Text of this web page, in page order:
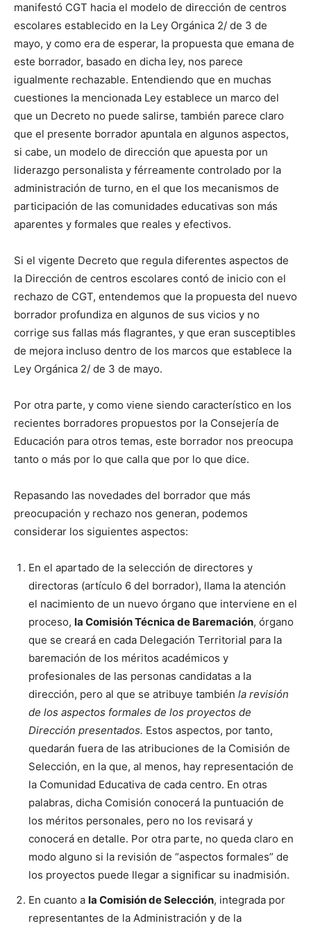
manifestó CGT hacia el modelo de dirección de centros
escolares establecido en la Ley Orgánica 2/ de 3 de
mayo, y como era de esperar, la propuesta que emana de
este borrador, basado en dicha ley, nos parece
igualmente rechazable. Entendiendo que en muchas
cuestiones la mencionada Ley establece un marco del
que un Decreto no puede salirse, también parece claro
que el presente borrador apuntala en algunos aspectos,
si cabe, un modelo de dirección que apuesta por un
liderazgo personalista y férreamente controlado por la
administración de turno, en el que los mecanismos de
participación de las comunidades educativas son más
aparentes y formales que reales y efectivos.
Si el vigente Decreto que regula diferentes aspectos de
la Dirección de centros escolares contó de inicio con el
rechazo de CGT, entendemos que la propuesta del nuevo
borrador profundiza en algunos de sus vicios y no
corrige sus fallas más flagrantes, y que eran susceptibles
de mejora incluso dentro de los marcos que establece la
Ley Orgánica 2/ de 3 de mayo.
Por otra parte, y como viene siendo característico en los
recientes borradores propuestos por la Consejería de
Educación para otros temas, este borrador nos preocupa
tanto o más por lo que calla que por lo que dice.
Repasando las novedades del borrador que más
preocupación y rechazo nos generan, podemos
considerar los siguientes aspectos:
En el apartado de la selección de directores y
directoras (artículo 6 del borrador), llama la atención
el nacimiento de un nuevo órgano que interviene en el
proceso, la Comisión Técnica de Baremación, órgano
que se creará en cada Delegación Territorial para la
baremación de los méritos académicos y
profesionales de las personas candidatas a la
dirección, pero al que se atribuye también la revisión
de los aspectos formales de los proyectos de
Dirección presentados. Estos aspectos, por tanto,
quedarán fuera de las atribuciones de la Comisión de
Selección, en la que, al menos, hay representación de
la Comunidad Educativa de cada centro. En otras
palabras, dicha Comisión conocerá la puntuación de
los méritos personales, pero no los revisará y
conocerá en detalle. Por otra parte, no queda claro en
modo alguno si la revisión de “aspectos formales” de
los proyectos puede llegar a significar su inadmisión.
En cuanto a la Comisión de Selección, integrada por
representantes de la Administración y de la